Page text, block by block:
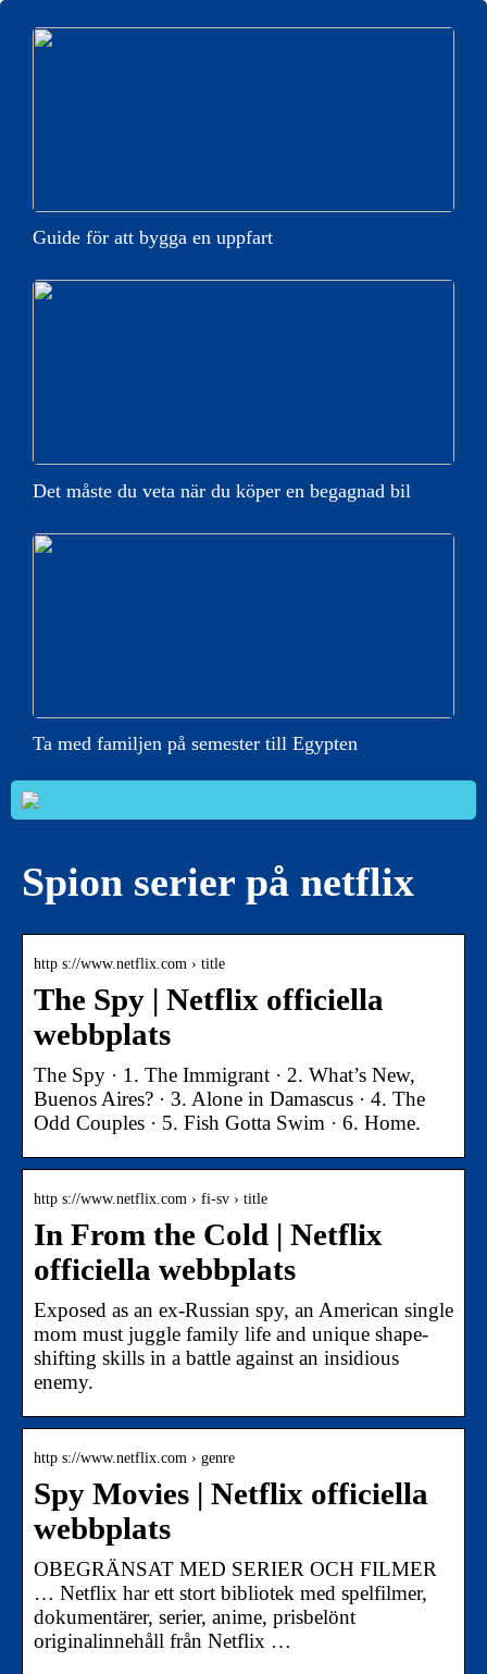
Guide för att bygga en uppfart
Det måste du veta när du köper en begagnad bil
Ta med familjen på semester till Egypten
Spion serier på netflix
http s://www.netflix.com › title
The Spy | Netflix officiella
webbplats
The Spy · 1. The Immigrant · 2. What’s New,
Buenos Aires? · 3. Alone in Damascus · 4. The
Odd Couples · 5. Fish Gotta Swim · 6. Home.
http s://www.netflix.com › fi-sv › title
In From the Cold | Netflix
officiella webbplats
Exposed as an ex-Russian spy, an American single
mom must juggle family life and unique shape-
shifting skills in a battle against an insidious
enemy.
http s://www.netflix.com › genre
Spy Movies | Netflix officiella
webbplats
OBEGRÄNSAT MED SERIER OCH FILMER
… Netflix har ett stort bibliotek med spelfilmer,
dokumentärer, serier, anime, prisbelönt
originalinnehåll från Netflix …